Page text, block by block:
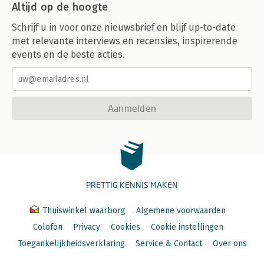
Altijd op de hoogte
Schrijf u in voor onze nieuwsbrief en blijf up-to-date
met relevante interviews en recensies, inspirerende
events en de beste acties.
Aanmelden
PRETTIG KENNIS MAKEN
Thuiswinkel waarborg
Algemene voorwaarden
Colofon
Privacy Cookies
Cookie instellingen
Toegankelijkheidsverklaring
Service & Contact Over ons